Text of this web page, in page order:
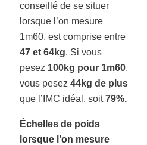
conseillé de se situer
lorsque l’on mesure
1m60, est comprise entre
47 et 64kg. Si vous
pesez 100kg pour 1m60,
vous pesez 44kg de plus
que l’IMC idéal, soit79%.
Échelles de poids
lorsque l’on mesure